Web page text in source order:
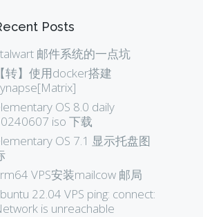
Posts
邮件系统的一点坑
【转】使用docker搭建
OS 8.0 daily
iso 下载
OS 7.1 显示托盘图
VPS安装mailcow 邮局
22.04 VPS ping: connect:
is unreachable